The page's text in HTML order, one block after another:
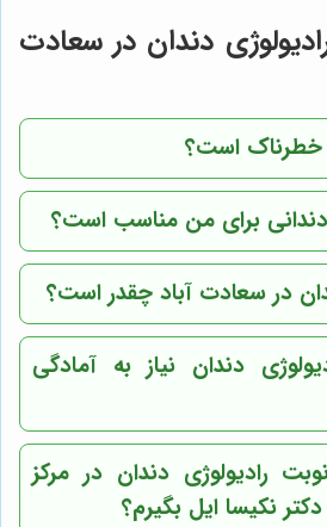
دندان در سعادت
خطرناک است؟
دندانی برای من مناسب است؟
در سعادت آباد چقدر است؟
دندان نیاز به آمادگی
رادیولوژی دندان در مرکز
نکیسا ایل بگیرم؟